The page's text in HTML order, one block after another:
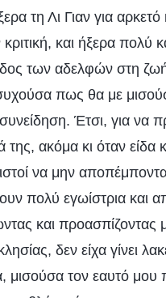
Λι Γιαν για αρκετό
και ήξερα πολύ
των αδελφών στη
πως θα με
Έτσι, για να
ακόμα κι όταν
να μην
πολύ εγωίστρια και
και προασπίζοντας
δεν είχα γίνει
μισούσα τον εαυτό μου